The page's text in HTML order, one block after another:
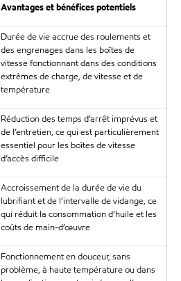
Avantages et bénéfices potentiels
Durée de vie accrue des roulements et
des engrenages dans les boîtes de
vitesse fonctionnant dans des conditions
extrêmes de charge, de vitesse et de
température
Réduction des temps d’arrêt imprévus et
de l’entretien, ce qui est particulièrement
essentiel pour les boîtes de vitesse
d’accès difficile
Accroissement de la durée de vie du
lubrifiant et de l’intervalle de vidange, ce
qui réduit la consommation d’huile et les
coûts de main-d’œuvre
Fonctionnement en douceur, sans
problème, à haute température ou dans